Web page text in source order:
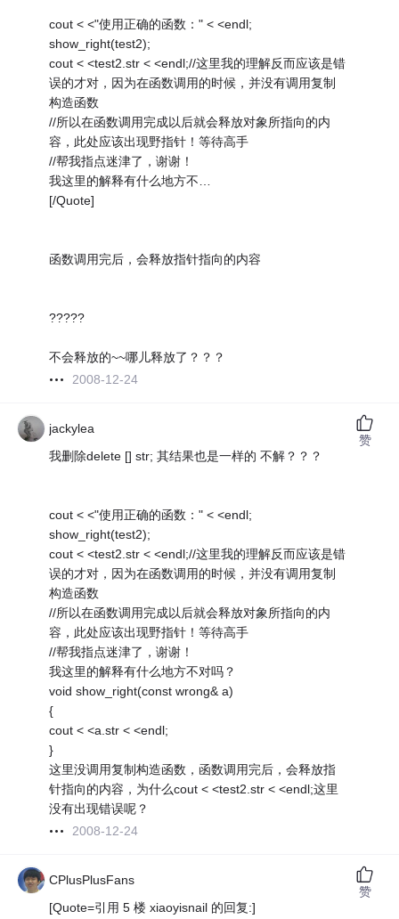
cout < <"使用正确的函数：" < <endl;
show_right(test2);
cout < <test2.str < <endl;//这里我的理解反而应该是错
误的才对，因为在函数调用的时候，并没有调用复制
构造函数
//所以在函数调用完成以后就会释放对象所指向的内
容，此处应该出现野指针！等待高手
//帮我指点迷津了，谢谢！
我这里的解释有什么地方不…
[/Quote]
函数调用完后，会释放指针指向的内容
?????
不会释放的~~哪儿释放了？？？
2008-12-24
jackylea
我删除delete [] str; 其结果也是一样的 不解？？？
cout < <"使用正确的函数：" < <endl;
show_right(test2);
cout < <test2.str < <endl;//这里我的理解反而应该是错
误的才对，因为在函数调用的时候，并没有调用复制
构造函数
//所以在函数调用完成以后就会释放对象所指向的内
容，此处应该出现野指针！等待高手
//帮我指点迷津了，谢谢！
我这里的解释有什么地方不对吗？
void show_right(const wrong& a)
{
cout < <a.str < <endl;
}
这里没调用复制构造函数，函数调用完后，会释放指
针指向的内容，为什么cout < <test2.str < <endl;这里
没有出现错误呢？
2008-12-24
赞
CPlusPlusFans
[Quote=引用 5 楼 xiaoyisnail 的回复:]
赞